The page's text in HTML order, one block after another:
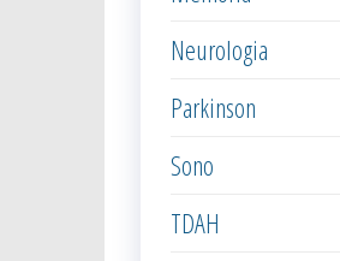
Neurologia
Parkinson
Sono
TDAH